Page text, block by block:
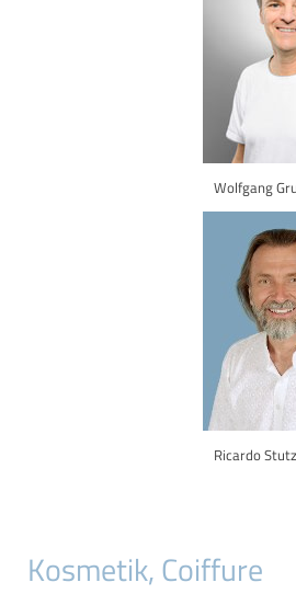
Wolfgang
Ricardo Stutz
Kosmetik, Coiffure